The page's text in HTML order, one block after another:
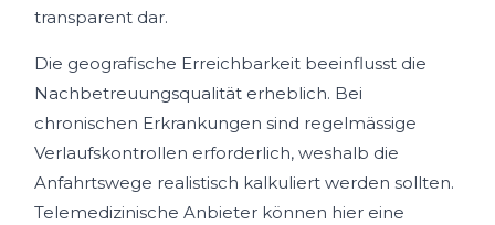
transparent dar.
Die geografische Erreichbarkeit beeinflusst die
Nachbetreuungsqualität erheblich. Bei
chronischen Erkrankungen sind regelmässige
Verlaufskontrollen erforderlich, weshalb die
Anfahrtswege realistisch kalkuliert werden sollten.
Telemedizinische Anbieter können hier eine